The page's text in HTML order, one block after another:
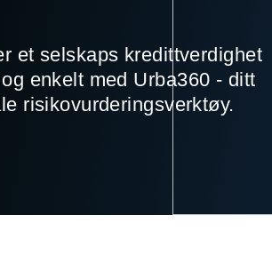
et selskaps kredittverdighet
enkelt med Urba360 - ditt
risikovurderingsverktøy.